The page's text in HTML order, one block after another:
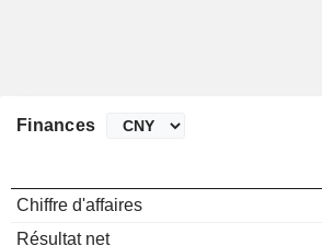
Finances
Chiffre d'affaires
Résultat net